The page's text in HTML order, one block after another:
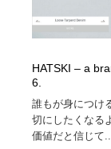
HATSKI – a
6.
誰もが身につけ
切にしたくなる
価値だと信じて